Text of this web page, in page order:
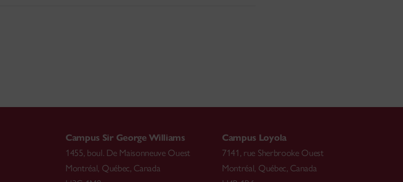
Campus Sir George Williams
1455, boul. De Maisonneuve Ouest
Montréal, Québec, Canada
Campus Loyola
7141, rue Sherbrooke Ouest
Montréal, Québec, Canada